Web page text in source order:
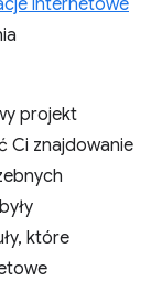
internetowe
projekt
Ci znajdowanie
które